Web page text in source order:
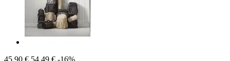
45,90 € 54,49 € -16%